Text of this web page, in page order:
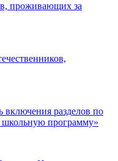
проживающих за
включения разделов по
школьную программу»